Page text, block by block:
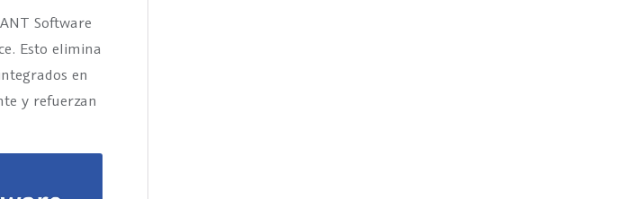
Software
Esto elimina
en
y refuerzan